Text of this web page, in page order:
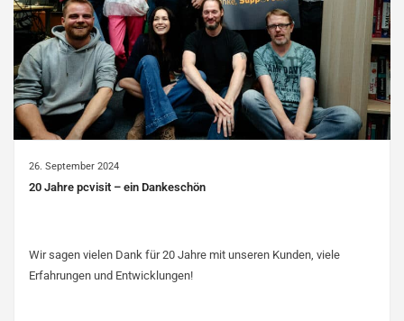
26. September 2024
20 Jahre pcvisit – ein Dankeschön
Wir sagen vielen Dank für 20 Jahre mit unseren Kunden, viele
Erfahrungen und Entwicklungen!